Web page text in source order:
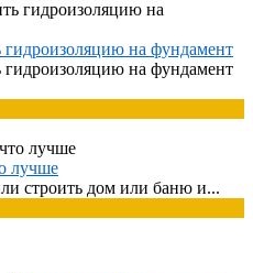
гидроизоляцию на фундамент
гидроизоляцию на фундамент
лучше
строить дом или баню и...